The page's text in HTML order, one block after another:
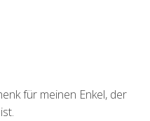
für meinen Enkel, der